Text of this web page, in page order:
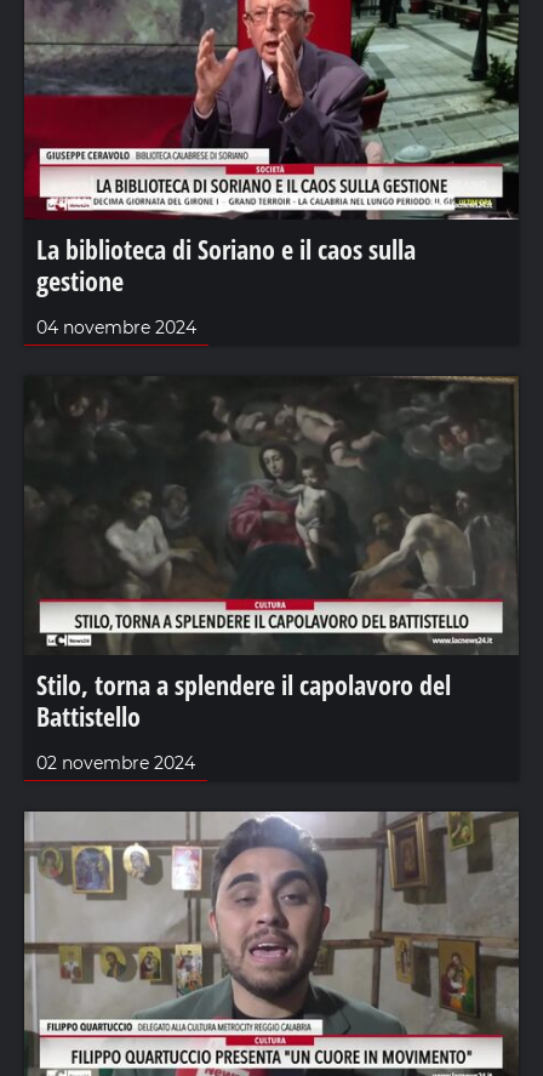
La biblioteca di Soriano e il caos sulla
gestione
04 novembre 2024
Stilo, torna a splendere il capolavoro del
Battistello
02 novembre 2024